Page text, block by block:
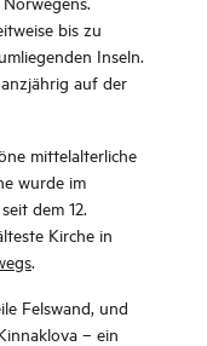
bis zu
Inseln.
auf der
mittelalterliche
wurde im
dem 12.
Kirche in
.
Felswand, und
– ein